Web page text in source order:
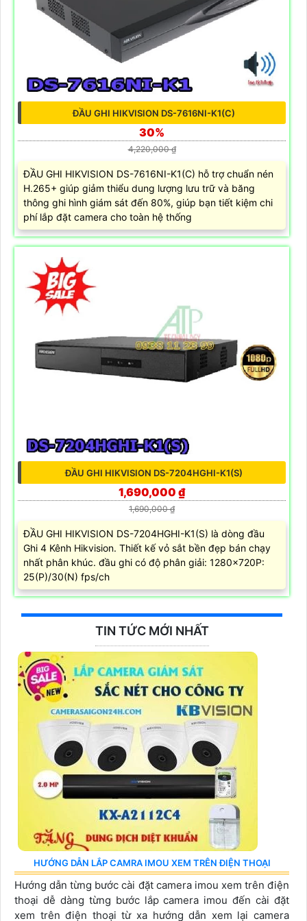
ĐẦU GHI HIKVISION DS-7616NI-K1(C)
30%
4,220,000 ₫
ĐẦU GHI HIKVISION DS-7616NI-K1(C) hỗ trợ chuẩn nén
H.265+ giúp giảm thiểu dung lượng lưu trữ và băng
thông ghi hình giám sát đến 80%, giúp bạn tiết kiệm chi
phí lắp đặt camera cho toàn hệ thống
ĐẦU GHI HIKVISION DS-7204HGHI-K1(S)
1,690,000 ₫
1,690,000 ₫
ĐẦU GHI HIKVISION DS-7204HGHI-K1(S) là dòng đầu
Ghi 4 Kênh Hikvision. Thiết kế vỏ sắt bền đẹp bán chạy
nhất phân khúc. đầu ghi có độ phân giải: 1280×720P:
25(P)/30(N) fps/ch
TIN TỨC MỚI NHẤT
HƯỚNG DẪN LẮP CAMRA IMOU XEM TRÊN ĐIỆN THOẠI
Hướng dẫn từng bước cài đặt camera imou xem trên điện
thoại dễ dàng từng bước lắp camera imou đến cài đặt
xem trên điện thoại từ xa hướng dẫn xem lại camera